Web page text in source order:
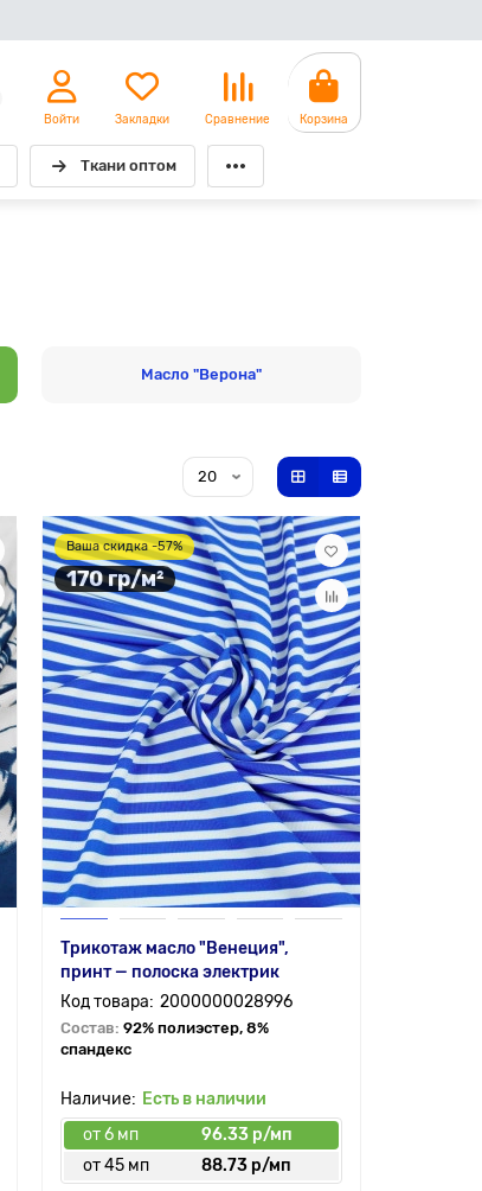
Войти Закладки Сравнение Корзина
Ткани оптом
Масло "Верона"
Ваша скидка -57%
170 гр/м²
Трикотаж масло "Венеция",
принт — полоска электрик
2000000028996
Состав: 92% полиэстер, 8%
спандекс
Есть в наличии
от 6 мп
96.33 р/мп
от 45 мп
88.73 р/мп